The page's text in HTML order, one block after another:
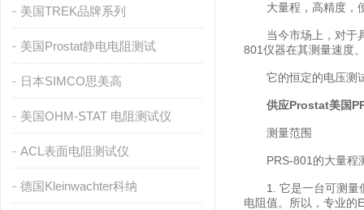
美国TREK品牌系列
美国Prostat静电电阻测试
日本SIMCO思美高
美国OHM-STAT 电阻测试仪
ACL表面电阻测试仪
德国Kleinwachter科纳
大量程，高精度，
当今市场上，对于具
801仪器在其测量速度
它的恒定的电压测试
供应Prostat美国
测量范围
PRS-801的大量程测
1. 它是一台可测量低
电阻值。所以，专业的